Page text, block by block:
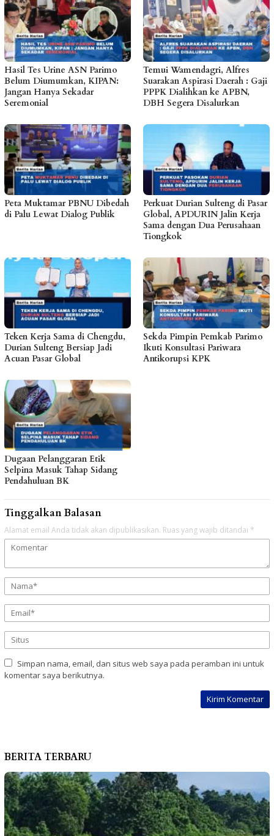
Hasil Tes Urine ASN Parimo
Belum Diumumkan, KIPAN:
Jangan Hanya Sekadar
Seremonial
Temui Wamendagri, Alfres
Suarakan Aspirasi Daerah : Gaji
PPPK Dialihkan ke APBN,
DBH Segera Disalurkan
Peta Muktamar PBNU Dibedah
di Palu Lewat Dialog Publik
Perkuat Durian Sulteng di Pasar
Global, APDURIN Jalin Kerja
Sama dengan Dua Perusahaan
Tiongkok
Teken Kerja Sama di Chengdu,
Durian Sulteng Bersiap Jadi
Acuan Pasar Global
Sekda Pimpin Pemkab Parimo
Ikuti Konsultasi Pariwara
Antikorupsi KPK
Dugaan Pelanggaran Etik
Selpina Masuk Tahap Sidang
Pendahuluan BK
Tinggalkan Balasan
Alamat email Anda tidak akan dipublikasikan. Ruas yang wajib ditandai *
Simpan nama, email, dan situs web saya pada peramban ini untuk
komentar saya berikutnya.
BERITA TERBARU